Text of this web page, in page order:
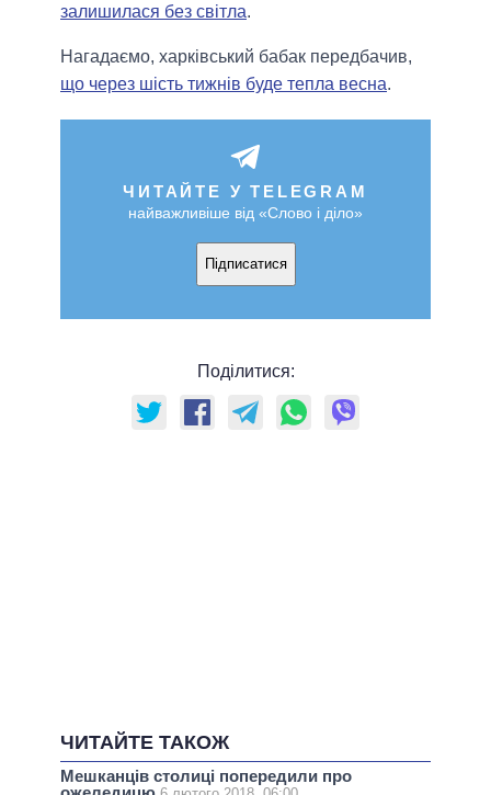
залишилася без світла.
Нагадаємо, харківський бабак передбачив,
що через шість тижнів буде тепла весна.
ЧИТАЙТЕ У TELEGRAM
найважливіше від «Слово і діло»
Підписатися
Поділитися:
ЧИТАЙТЕ ТАКОЖ
Мешканців столиці попередили про